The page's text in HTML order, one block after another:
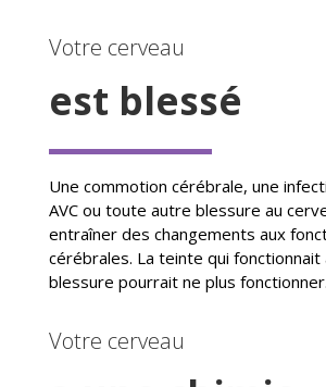
Votre cerveau
est blessé
Une commotion cérébrale, une
AVC ou toute autre blessure au
entraîner des changements aux
cérébrales. La teinte qui fonctionnait
blessure pourrait ne plus fonctionner.
Votre cerveau